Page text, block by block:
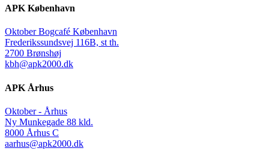
APK København
Oktober Bogcafé København
Frederikssundsvej 116B, st th.
2700 Brønshøj
kbh@apk2000.dk
APK Århus
Oktober - Århus
Ny Munkegade 88 kld.
8000 Århus C
aarhus@apk2000.dk